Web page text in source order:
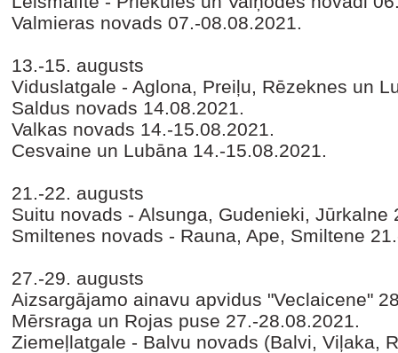
Valmieras novads 07.-08.08.2021.
13.-15. augusts
Viduslatgale - Aglona, Preiļu, Rēzeknes un
Saldus novads 14.08.2021.
Valkas novads 14.-15.08.2021.
Cesvaine un Lubāna 14.-15.08.2021.
21.-22. augusts
Suitu novads - Alsunga, Gudenieki, Jūrkalne
Smiltenes novads - Rauna, Ape, Smiltene
27.-29. augusts
Aizsargājamo ainavu apvidus "Veclaicene"
Mērsraga un Rojas puse 27.-28.08.2021.
Ziemeļlatgale - Balvu novads (Balvi, Viļaka,